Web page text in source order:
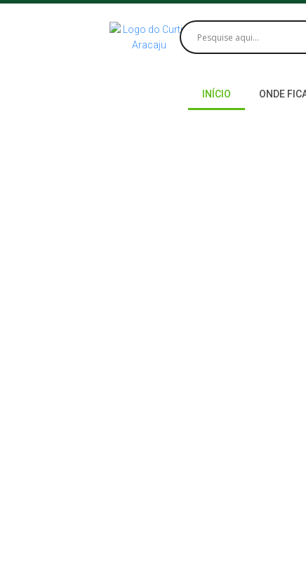
INÍCIO ONDE